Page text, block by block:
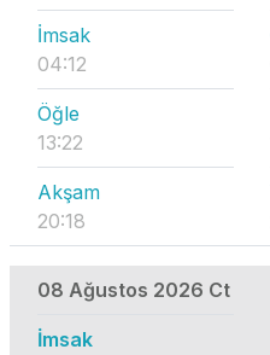
İmsak
04:12
Öğle
13:22
Akşam
20:18
08 Ağustos 2026 Ct
İmsak